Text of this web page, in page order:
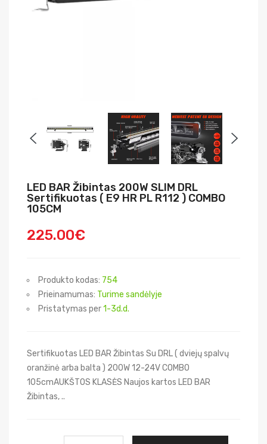
LED BAR Žibintas 200W SLIM DRL
Sertifikuotas ( E9 HR PL R112 ) COMBO
105CM
225.00€
Produkto kodas: 754
Prieinamumas: Turime sandėlyje
Pristatymas per1-3d.d.
Sertifikuotas LED BAR Žibintas Su DRL ( dviejų spalvų
oranžinė arba balta ) 200W 12-24V COMBO
105cmAUKŠTOS KLASĖS Naujos kartos LED BAR
Žibintas, ..